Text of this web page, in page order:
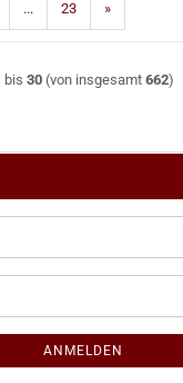
... 23 »
bis 30(von insgesamt 662)
ANMELDEN